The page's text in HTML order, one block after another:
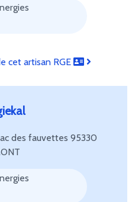
cet artisan RGE
des fauvettes 95330